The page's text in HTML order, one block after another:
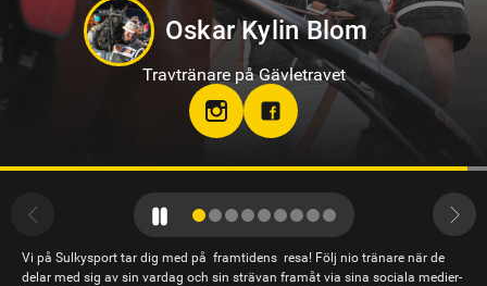
Philip Di Luca
Travtränare på Sundbyholmstravet i Eskilstuna
hloclucaboy
Vi på Sulkysport tar dig med på framtidens resa! Följ nio tränare när de
delar med sig av sin vardag och sin strävan framåt via sina sociala medier-